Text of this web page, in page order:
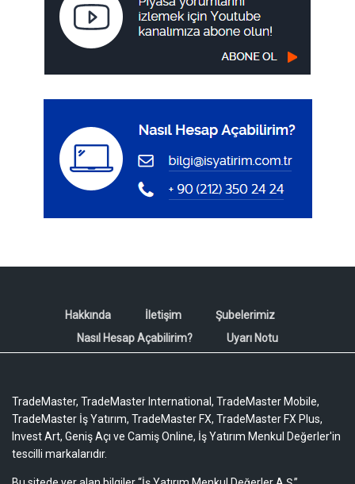
Hakkında İletişim
Şubelerimiz
Nasıl Hesap Açabilirim?
Uyarı Notu
TradeMaster, TradeMaster International, TradeMaster Mobile,
TradeMaster İş Yatırım, TradeMaster FX, TradeMaster FX Plus,
Invest Art, Geniş Açı ve Camiş Online, İş Yatırım Menkul Değerler'in
tescilli markalarıdır.